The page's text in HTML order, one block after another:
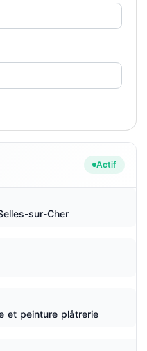
Actif
sur-Cher
et peinture plâtrerie